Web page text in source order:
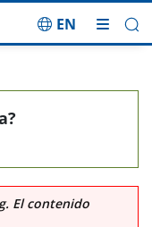
EN
El contenido